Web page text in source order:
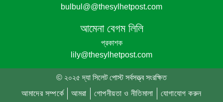
শেখ হাসিনার দুঃসাহসিক ডিসেম্বর অভিযাত্রা
সরকার কী তাকে ঠেকাতে পারবে ||
হবিগঞ্জে ভারতীয় অবৈধ পণ্য আটক
bulbul@@thesylhetpost.com
আমেনা বেগম লিলি
প্রকাশক
lily@thesylhetpost.com
© ২০২৫ দ্যা সিলেট পোস্ট সর্বসত্ত্ব সংরক্ষিত
আমাদের সম্পর্কে
আমরা গোপনীয়তা ও নীতিমালা যোগাযোগ করুন